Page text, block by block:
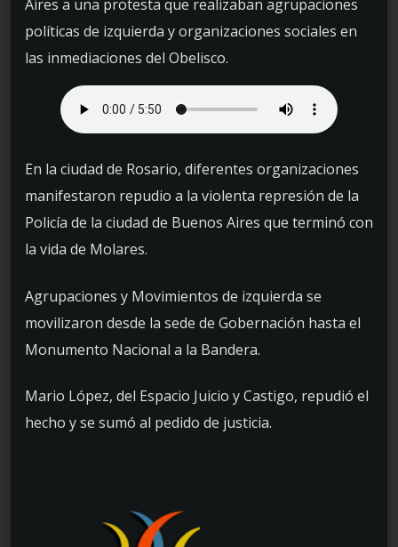
Aires a una protesta que realizaban agrupaciones
políticas de izquierda y organizaciones sociales en
las inmediaciones del Obelisco.
En la ciudad de Rosario, diferentes organizaciones
manifestaron repudio a la violenta represión de la
Policía de la ciudad de Buenos Aires que terminó con
la vida de Molares.
Agrupaciones y Movimientos de izquierda se
movilizaron desde la sede de Gobernación hasta el
Monumento Nacional a la Bandera.
Mario López, del Espacio Juicio y Castigo, repudió el
hecho y se sumó al pedido de justicia.